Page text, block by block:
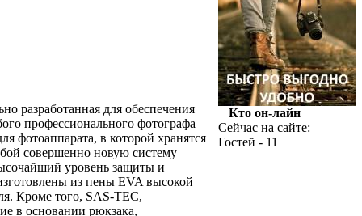
разработанная для обеспечения
профессионального фотографа
фотоаппарата, в которой хранятся
совершенно новую систему
уровень защиты и
из пены EVA высокой
Кроме того, SAS-TEC,
в основании рюкзака,
Кто он-лайн
Сейчас на сайте:
Гостей - 11